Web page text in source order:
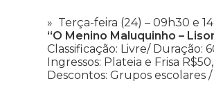
Terça-feira (24) – 09h30 e
“O Menino Maluquinho –
Classificação: Livre/ Duração:
Ingressos: Plateia e Frisa
Descontos: Grupos escolares